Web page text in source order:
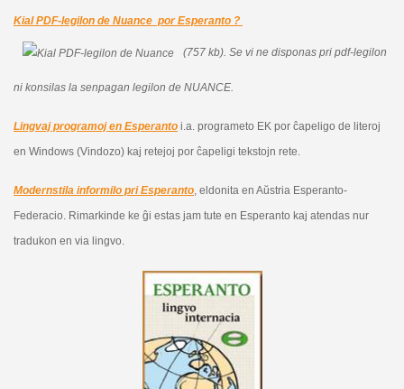
Kial PDF-legilon de Nuance por Esperanto ?
(757 kb). Se vi ne disponas pri pdf-legilon
ni konsilas la senpagan legilon de NUANCE.
Lingvaj programoj en Esperantoi.a. programeto EK por ĉapeligo de literoj
en Windows (Vindozo) kaj retejoj por ĉapeligi tekstojn rete.
Modernstila informilo pri Esperanto, eldonita en Aŭstria Esperanto-
Federacio. Rimarkinde ke ĝi estas jam tute en Esperanto kaj atendas nur
tradukon en via lingvo.